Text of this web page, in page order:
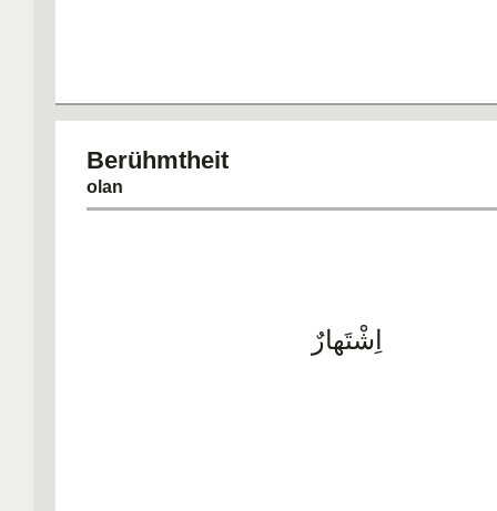
olan
اِشْتَهارٌ